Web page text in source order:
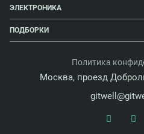
ЭЛЕКТРОНИКА
ПОДБОРКИ
Политика
Москва, проезд